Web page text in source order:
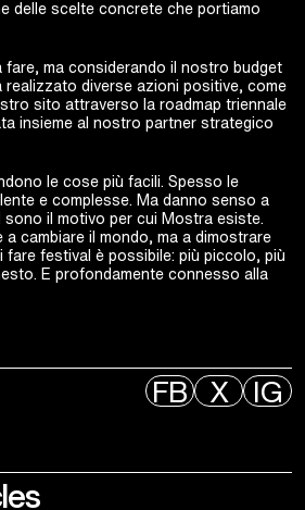
delle scelte concrete che portiamo
fare, ma considerando il nostro budget
realizzato diverse azioni positive, come
sito attraverso la roadmap triennale
insieme al nostro partner strategico
le cose più facili. Spesso le
e complesse. Ma danno senso a
il motivo per cui Mostra esiste.
a cambiare il mondo, ma a dimostrare
fare festival è possibile: più piccolo, più
E profondamente connesso alla
FB X IG